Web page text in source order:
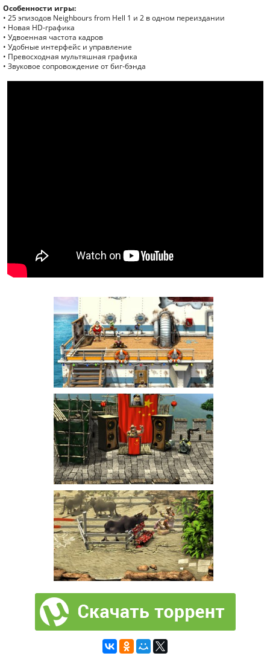
Особенности игры:
• 25 эпизодов Neighbours from Hell 1 и 2 в одном переиздании
• Новая HD-графика
• Удвоенная частота кадров
• Удобные интерфейс и управление
• Превосходная мультяшная графика
• Звуковое сопровождение от биг-бэнда